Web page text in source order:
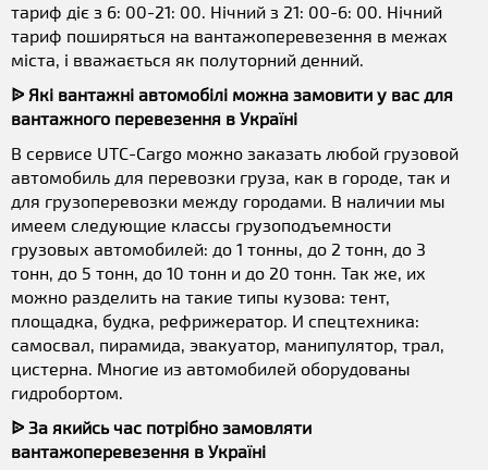
тариф діє з 6: 00-21: 00. Нічний з 21: 00-6: 00. Нічний
тариф поширяться на вантажоперевезення в межах
міста, і вважається як полуторний денний.
ᐉ Які вантажні автомобілі можна замовити у вас для
вантажного перевезення в Україні
В сервисе UTC-Cargo можно заказать любой грузовой
автомобиль для перевозки груза, как в городе, так и
для грузоперевозки между городами. В наличии мы
имеем следующие классы грузоподъемности
грузовых автомобилей: до 1 тонны, до 2 тонн, до 3
тонн, до 5 тонн, до 10 тонн и до 20 тонн. Так же, их
можно разделить на такие типы кузова: тент,
площадка, будка, рефрижератор. И спецтехника:
самосвал, пирамида, эвакуатор, манипулятор, трал,
цистерна. Многие из автомобилей оборудованы
гидробортом.
ᐉ За якийсь час потрібно замовляти
вантажоперевезення в Україні